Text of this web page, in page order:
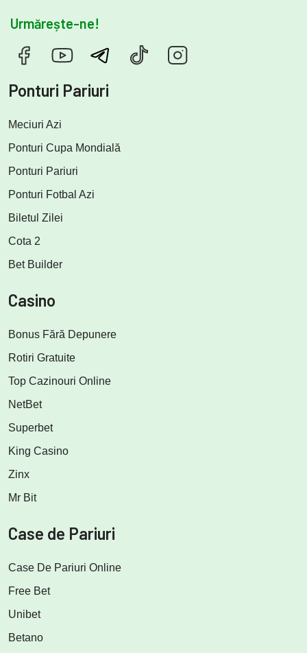
Urmărește-ne!
Ponturi Pariuri
Meciuri Azi
Ponturi Cupa Mondială
Ponturi Pariuri
Ponturi Fotbal Azi
Biletul Zilei
Cota 2
Bet Builder
Casino
Bonus Fără Depunere
Rotiri Gratuite
Top Cazinouri Online
NetBet
Superbet
King Casino
Zinx
Mr Bit
Case de Pariuri
Case De Pariuri Online
Free Bet
Unibet
Betano